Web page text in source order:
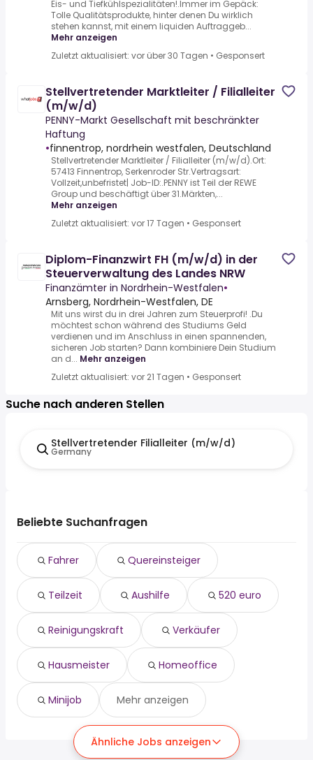
Eis- und Tiefkühlspezialitäten!.Immer im Gepäck:
Tolle Qualitätsprodukte, hinter denen Du wirklich
stehen kannst, mit einem liquiden Auftraggeb...
Mehr anzeigen
Zuletzt aktualisiert: vor über 30 Tagen • Gesponsert
Stellvertretender Marktleiter / Filialleiter
(m/w/d)
PENNY-Markt Gesellschaft mit beschränkter
Haftung
•finnentrop, nordrhein westfalen, Deutschland
Stellvertretender Marktleiter / Filialleiter (m/w/d).Ort:
57413 Finnentrop, Serkenroder Str.Vertragsart:
Vollzeit,unbefristet| Job-ID:.PENNY ist Teil der REWE
Group und beschäftigt über 31.Märkten,...
Mehr anzeigen
Zuletzt aktualisiert: vor 17 Tagen • Gesponsert
Diplom-Finanzwirt FH (m/w/d) in der
Steuerverwaltung des Landes NRW
Finanzämter in Nordrhein-Westfalen•
Arnsberg, Nordrhein-Westfalen, DE
Mit uns wirst du in drei Jahren zum Steuerprofi! .Du
möchtest schon während des Studiums Geld
verdienen und im Anschluss in einen spannenden,
sicheren Job starten? Dann kombiniere Dein Studium
an d... Mehr anzeigen
Zuletzt aktualisiert: vor 21 Tagen • Gesponsert
Ähnliche Jobs anzeigen
Suche nach anderen Stellen
Stellvertretender Filialleiter (m/w/d)
Germany
Beliebte Suchanfragen
Fahrer Quereinsteiger
Teilzeit Aushilfe 520 euro
Reinigungskraft Verkäufer
Hausmeister Homeoffice
Minijob Mehr anzeigen